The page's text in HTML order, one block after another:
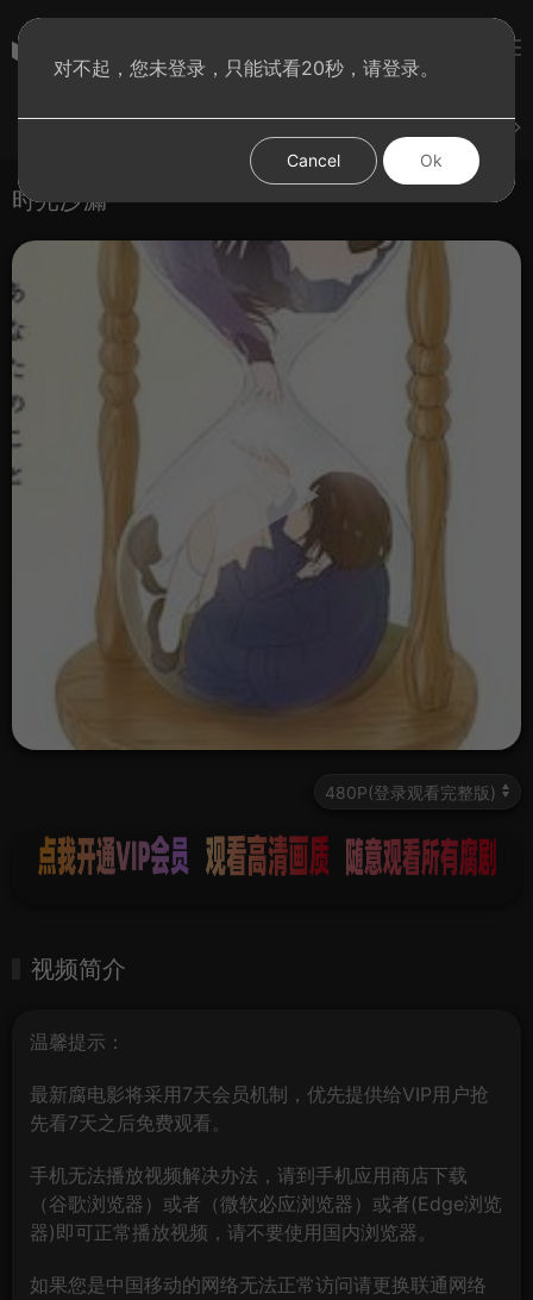
时光沙漏
视频简介
温馨提示：
最新腐电影将采用7天会员机制，优先提供给VIP用户抢
先看7天之后免费观看。
手机无法播放视频解决办法，请到手机应用商店下载
（谷歌浏览器）或者（微软必应浏览器）或者(Edge浏览
器)即可正常播放视频，请不要使用国内浏览器。
如果您是中国移动的网络无法正常访问请更换联通网络
对不起，您未登录，只能试看20秒，请登录。
Cancel Ok